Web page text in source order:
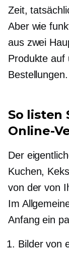
Zeit,
Aber wie
aus zwei
Produkte auf
Bestellungen.
So listen
Online-
Der
Kuchen,
von der von
Im
Anfang ein
Bilder von